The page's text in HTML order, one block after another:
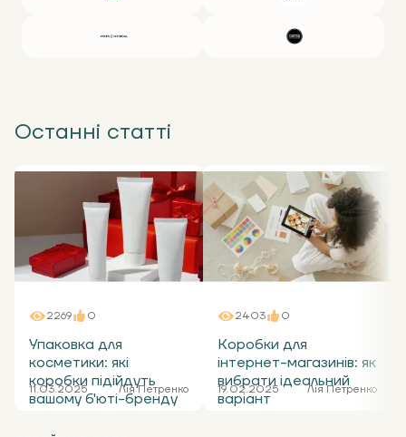
Останні статті
2269 0
Упаковка для
косметики: які
коробки підійдуть
вашому б'юті-бренду
11.03.2025 Лія Петренко
2403 0
Коробки для
інтернет-магазинів: як
вибрати ідеальний
варіант
19.02.2025 Лія Петренко